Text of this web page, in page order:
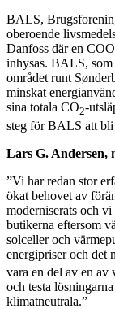
BALS,
oberoende
Danfoss där en
inhysas. BALS, som
området runt
minskat
sina totala CO2-
steg för BALS att
Lars G. Andersen,
”Vi har redan stor
ökat behovet av
moderniserats och
butikerna eftersom
solceller och
energipriser och det
vara en del av en av
och testa
klimatneutrala.”